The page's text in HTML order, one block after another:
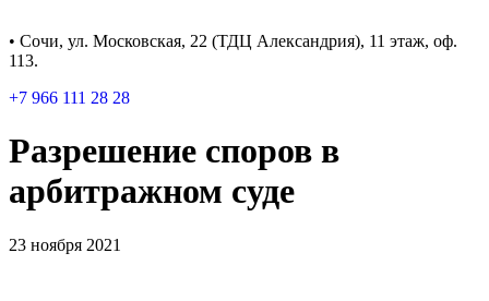
• Сочи, ул. Московская, 22 (ТДЦ Александрия), 11 этаж, оф.
113.
+7 966 111 28 28
Разрешение споров в
арбитражном суде
23 ноября 2021